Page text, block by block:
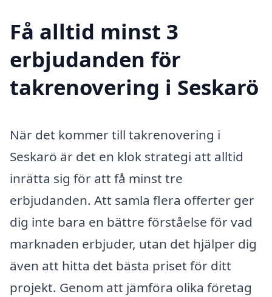
Få alltid minst 3
erbjudanden för
takrenovering i Seskarö
När det kommer till takrenovering i
Seskarö är det en klok strategi att alltid
inrätta sig för att få minst tre
erbjudanden. Att samla flera offerter ger
dig inte bara en bättre förståelse för vad
marknaden erbjuder, utan det hjälper dig
även att hitta det bästa priset för ditt
projekt. Genom att jämföra olika företag